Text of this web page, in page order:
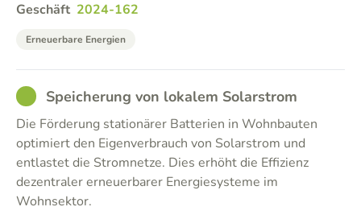
Geschäft 2024-162
Erneuerbare Energien
GOODSpeicherung von lokalem Solarstrom
Die Förderung stationärer Batterien in Wohnbauten
optimiert den Eigenverbrauch von Solarstrom und
entlastet die Stromnetze. Dies erhöht die Effizienz
dezentraler erneuerbarer Energiesysteme im
Wohnsektor.